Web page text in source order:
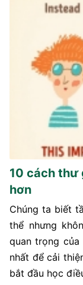
10 cách thư
hơn
Chúng ta biết
thể nhưng
quan trọng
nhất để cải
bắt đầu học